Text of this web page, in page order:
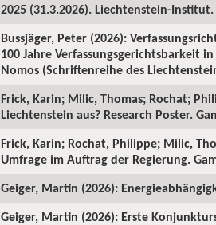
2025 (31.3.2026). Liechtenstein-Institut.
Bussjäger, Peter (2026):
100 Jahre Verfassungsgerichtsbarkeit
Nomos (Schriftenreihe des
Frick, Karin; Milic, Thomas; Rochat;
Liechtenstein aus? Research Poster.
Frick, Karin; Rochat, Philippe; Milic,
Umfrage im Auftrag der Regierung.
Geiger, Martin (2026):
Geiger, Martin (2026): Erste